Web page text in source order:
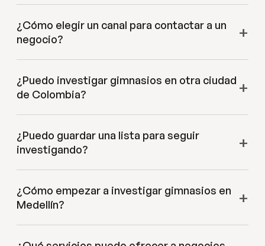
¿Cómo elegir un canal para contactar a un
negocio?
¿Puedo investigar gimnasios en otra ciudad
de Colombia?
¿Puedo guardar una lista para seguir
investigando?
¿Cómo empezar a investigar gimnasios en
Medellín?